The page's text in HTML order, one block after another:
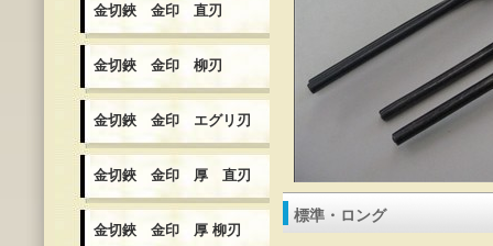
金切鋏 金印 直刃
金切鋏 金印 柳刃
金切鋏 金印 エグリ刃
金切鋏 金印 厚 直刃
金切鋏 金印 厚 柳刃
標準・ロング